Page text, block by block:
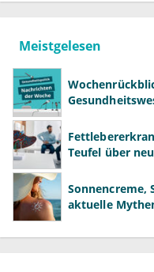
Meistgelesen
Teufel über
Sonnencreme,
aktuelle